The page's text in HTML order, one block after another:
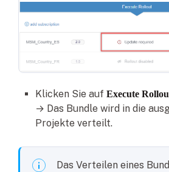
Klicken Sie auf Execute
→ Das Bundle wird in die
Projekte verteilt.
Das Verteilen eines